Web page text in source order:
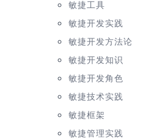
敏捷工具
敏捷开发实践
敏捷开发方法论
敏捷开发知识
敏捷开发角色
敏捷技术实践
敏捷框架
敏捷管理实践